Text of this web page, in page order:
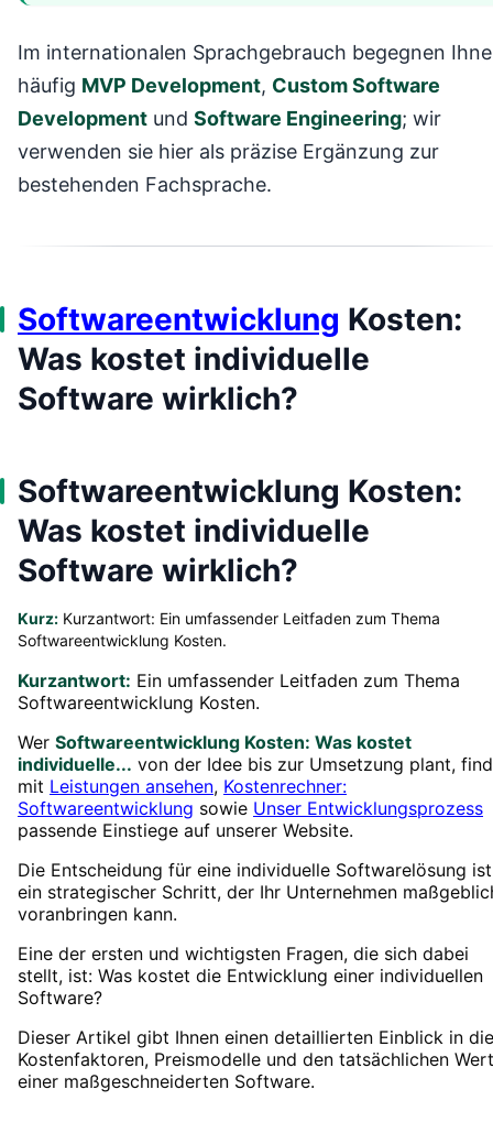
Im internationalen Sprachgebrauch begegnen
häufig MVP Development, Custom Software
Development und Software Engineering; wir
verwenden sie hier als präzise Ergänzung zur
bestehenden Fachsprache.
Softwareentwicklung Kosten:
Was kostet individuelle
Software wirklich?
Softwareentwicklung Kosten:
Was kostet individuelle
Software wirklich?
Kurz: Kurzantwort: Ein umfassender Leitfaden zum Thema
Softwareentwicklung Kosten.
Kurzantwort: Ein umfassender Leitfaden zum Thema
Softwareentwicklung Kosten.
Wer Softwareentwicklung Kosten: Was kostet
individuelle... von der Idee bis zur Umsetzung plant,
mit Leistungen ansehen, Kostenrechner:
Softwareentwicklung sowie Unser Entwicklungsprozess
passende Einstiege auf unserer Website.
Die Entscheidung für eine individuelle Softwarelösung ist
ein strategischer Schritt, der Ihr Unternehmen
voranbringen kann.
Eine der ersten und wichtigsten Fragen, die sich dabei
stellt, ist: Was kostet die Entwicklung einer individuellen
Software?
Dieser Artikel gibt Ihnen einen detaillierten Einblick in die
Kostenfaktoren, Preismodelle und den tatsächlichen Wert
einer maßgeschneiderten Software.